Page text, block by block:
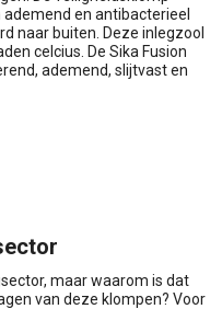
en antibacterieel
naar buiten. Deze inlegzool
celcius. De Sika Fusion
ademend, slijtvast en
maar waarom is dat
van deze klompen? Voor